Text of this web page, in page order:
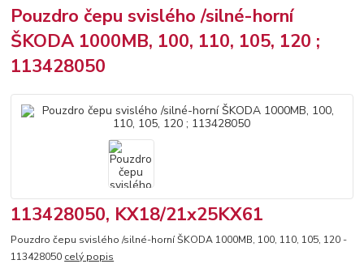
Pouzdro čepu svislého /silné-horní
ŠKODA 1000MB, 100, 110, 105, 120 ;
113428050
113428050, KX18/21x25KX61
Pouzdro čepu svislého /silné-horní ŠKODA 1000MB, 100, 110, 105, 120 -
113428050 celý popis